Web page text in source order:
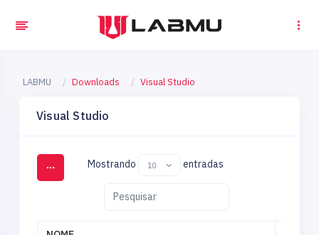
LABMU Downloads Visual Studio
Visual Studio
Mostrando entradas